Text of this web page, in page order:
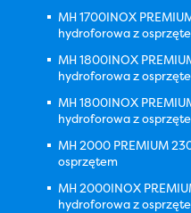
MH 1700INOX
hydroforowa z
MH 1800INOX
hydroforowa z
MH 1800INOX
hydroforowa z
MH 2000 PREMIUM
osprzętem
MH 2000INOX
hydroforowa z